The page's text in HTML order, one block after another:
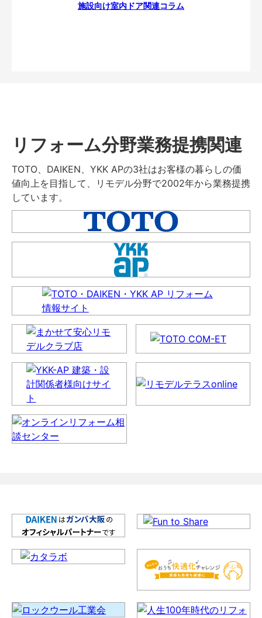
施設向け室内ドア関連コラム
リフォーム分野業務提携関連
TOTO、DAIKEN、YKK APの3社はお客様の暮らしの価
値向上を目指して、リモデル分野で2002年から業務提携
しています。